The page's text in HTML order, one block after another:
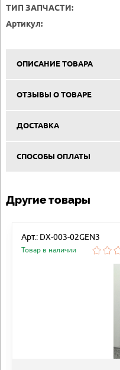
ТИП ЗАПЧАСТИ:
Артикул:
ОПИСАНИЕ ТОВАРА
ОТЗЫВЫ О ТОВАРЕ
ДОСТАВКА
СПОСОБЫ ОПЛАТЫ
Другие товары
Арт.: DX-003-02GEN3
Товар в наличии